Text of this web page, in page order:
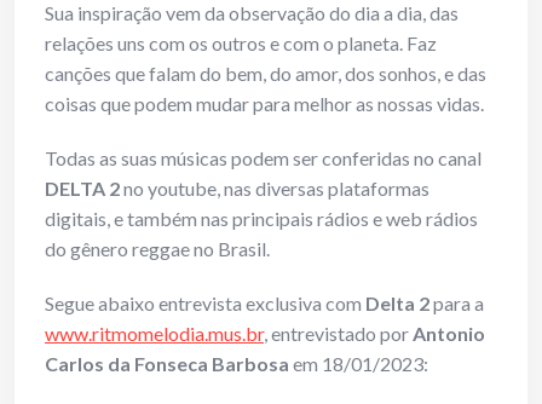
Sua inspiração vem da observação do dia a dia, das
relações uns com os outros e com o planeta. Faz
canções que falam do bem, do amor, dos sonhos, e das
coisas que podem mudar para melhor as nossas vidas.
Todas as suas músicas podem ser conferidas no canal
DELTA 2no youtube, nas diversas plataformas
digitais, e também nas principais rádios e web rádios
do gênero reggae no Brasil.
Segue abaixo entrevista exclusiva com Delta 2para a
www.ritmomelodia.mus.br, entrevistado porAntonio
Carlos da Fonseca Barbosa em 18/01/2023: